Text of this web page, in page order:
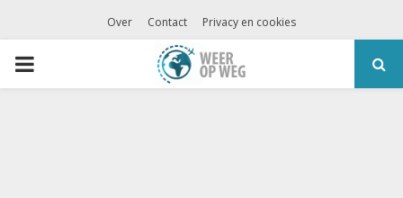
Over Contact Privacy en cookies
PRIMARY